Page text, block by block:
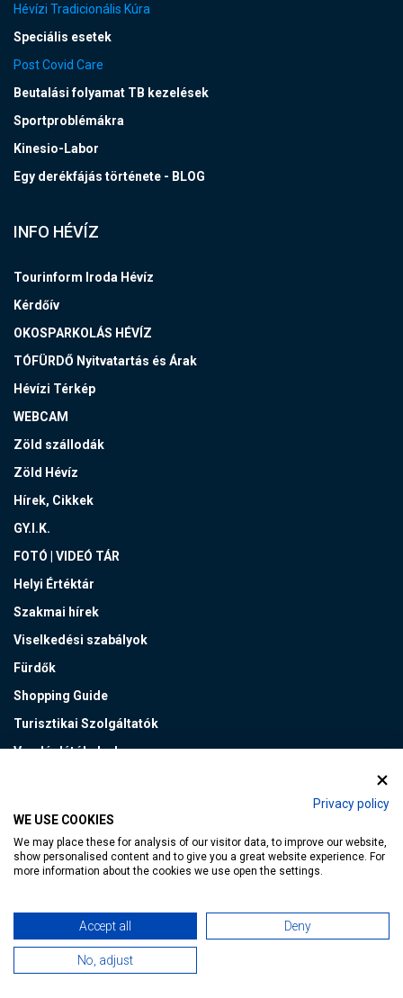
Privacy policy
WE USE COOKIES
We may place these for analysis of our visitor data, to improve our website,
show personalised content and to give you a great website experience. For
more information about the cookies we use open the settings.
Accept all Deny
No, adjust
Hévízi Tradicionális Kúra
Speciális esetek
Post Covid Care
Beutalási folyamat TB kezelések
Sportproblémákra
Kinesio-Labor
Egy derékfájás története - BLOG
INFO HÉVÍZ
Tourinform Iroda Hévíz
Kérdőív
OKOSPARKOLÁS HÉVÍZ
TÓFÜRDŐ Nyitvatartás és Árak
Hévízi Térkép
WEBCAM
Zöld szállodák
Zöld Hévíz
Hírek, Cikkek
GY.I.K.
FOTÓ | VIDEÓ TÁR
Helyi Értéktár
Szakmai hírek
Viselkedési szabályok
Fürdők
Shopping Guide
Turisztikai Szolgáltatók
Vendéglátóhelyek
CROSSDEST
Kisfaludy Program
VEB2023 EKF